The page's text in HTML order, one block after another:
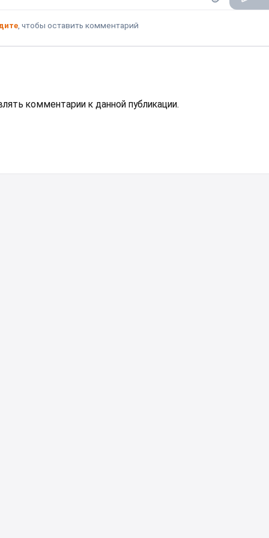
, чтобы оставить комментарий
комментарии к данной публикации.